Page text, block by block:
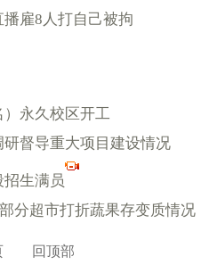
雇8人打自己被拘
永久校区开工
督导重大项目建设情况
生满员
分超市打折蔬果存变质情况
回顶部